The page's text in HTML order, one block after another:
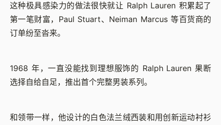
这种极具感染力的做法很快就让 Ralph Lauren 积累起了
第一笔财富，Paul Stuart、Neiman Marcus 等百货商的
订单纷至沓来。
1968 年，一直没能找到理想服饰的 Ralph Lauren 果断
选择自给自足，推出首个完整男装系列。
和领带一样，他设计的白色法兰绒西装和用创新运动衬衫